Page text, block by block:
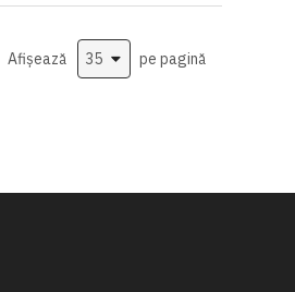
Afișează
pe pagină